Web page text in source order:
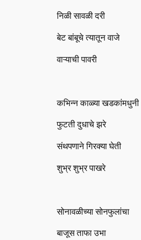
निळी सावळी दरी
बेट बांबूचे त्यातून वाजे
वाऱ्याची पावरी
कभिन्न काळ्या खडकांमधुनी
फुटती दुधाचे झरे
संथपणाने गिरक्या घेती
शुभ्र शुभ्र पाखरे
सोनावळीच्या सोनफुलांचा
बाजूस ताफा उभा